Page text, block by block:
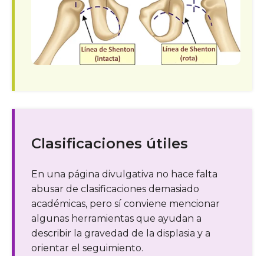
Clasificaciones útiles
En una página divulgativa no hace falta
abusar de clasificaciones demasiado
académicas, pero sí conviene mencionar
algunas herramientas que ayudan a
describir la gravedad de la displasia y a
orientar el seguimiento.